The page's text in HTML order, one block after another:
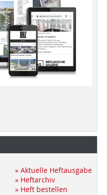
» Aktuelle Heftausgabe
» Heftarchiv
» Heft bestellen